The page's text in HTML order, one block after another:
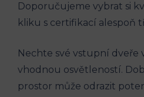
Doporučujeme vybrat si
kliku s certifikací alespoň
Nechte své vstupní dveře
vhodnou osvětleností.
prostor může odrazit